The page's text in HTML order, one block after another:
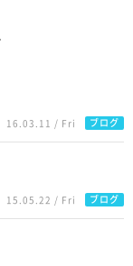
16.03.11 / Fri ブログ
15.05.22 / Fri ブログ